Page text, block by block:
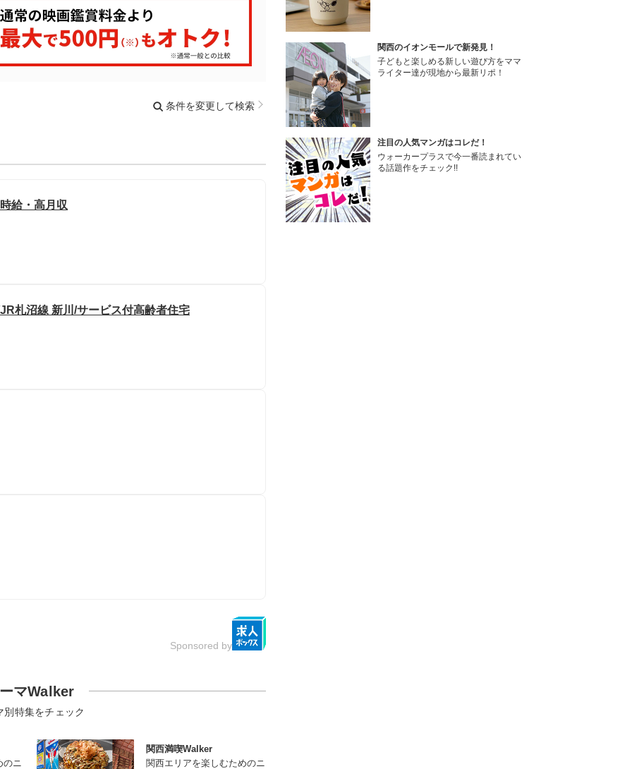
条件を変更して検索
給・高月収
札沼線 新川/サービス付高齢者住宅
Sponsored by
マWalker
別特集をチェック
のニ
関西満喫Walker
関西エリアを楽しむためのニ
関西のイオンモールで新発見！
子どもと楽しめる新しい遊び方をママ
ライター達が現地から最新リポ！
注目の人気マンガはコレだ！
ウォーカープラスで今一番読まれてい
る話題作をチェック!!